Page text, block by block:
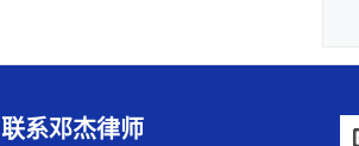
联系邓杰律师